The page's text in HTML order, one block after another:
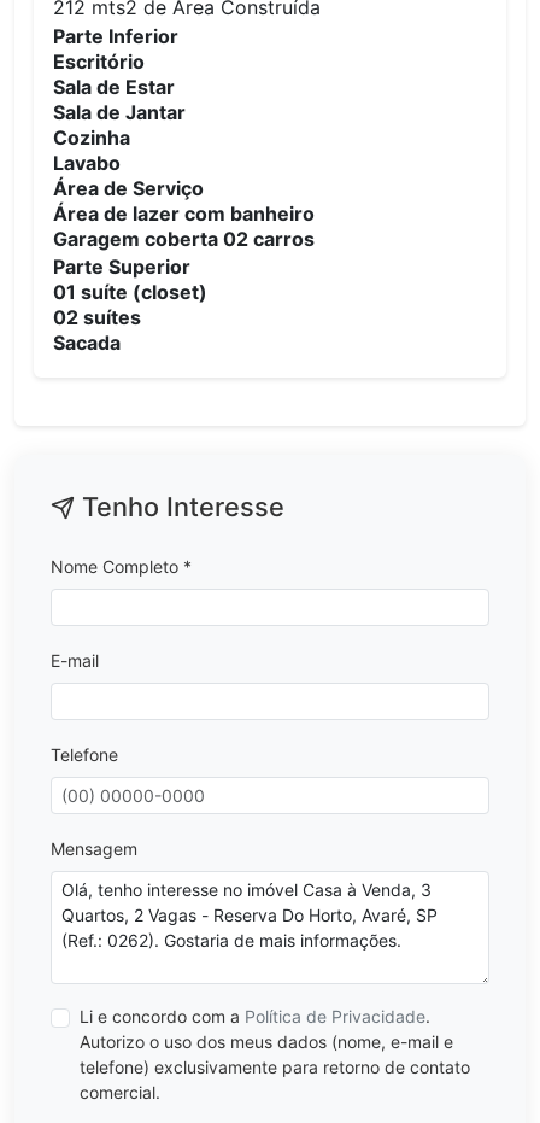
212 mts2 de Área Construída
Parte Inferior
Escritório
Sala de Estar
Sala de Jantar
Cozinha
Lavabo
Área de Serviço
Área de lazer com banheiro
Garagem coberta 02 carros
Parte Superior
01 suíte (closet)
02 suítes
Sacada
Tenho Interesse
Nome Completo *
E-mail
Telefone
Mensagem
Li e concordo com a Política de Privacidade.
Autorizo o uso dos meus dados (nome, e-mail e
telefone) exclusivamente para retorno de contato
comercial.